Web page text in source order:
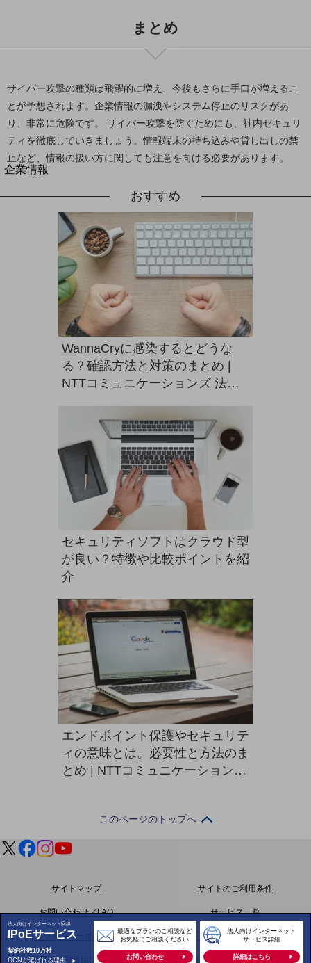
相談・申し込みができるバーチャルショップ
はじめての方へ
100回線以上のお問い合わせ・お見積りはこちら
別ウィンドウで開きます
企業情報
会社案内TOP
社長からのご挨拶
会社案内パンフレット
ニュースルーム
地域からの発表
重要なお知らせ
サステナビリティ
サステナビリティTOP
NTTドコモビジネスグループのサステナビリティ
サステナビリティ基本方針
サステナビリティレポート
ダイバーシティ
新卒採用
障がい者採用
人材育成制度
広告・協賛
広告
まとめ
サイバー攻撃の種類は飛躍的に増え、今後もさらに手口が増えるこ
とが予想されます。企業情報の漏洩やシステム停止のリスクがあ
り、非常に危険です。 サイバー攻撃を防ぐためにも、社内セキュリ
ティを徹底していきましょう。情報端末の持ち込みや貸し出しの禁
止など、情報の扱い方に関しても注意を向ける必要があります。
おすすめ
WannaCryに感染するとどうな
る？確認方法と対策のまとめ |
NTTコミュニケーションズ 法人
セキュリティソフトはクラウド型
が良い？特徴や比較ポイントを紹
介
エンドポイント保護やセキュリテ
ィの意味とは。必要性と方法のま
とめ | NTTコミュニケーションズ
このページのトップへ
法人向けインターネット回線
IPoEサービス
契約社数10万社
OCNが選ばれる理由
最適なプランのご相談など
お気軽にご相談ください
お問い合わせ
法人向けインターネット
サービス詳細
詳細はこちら
サイトマップ サイトのご利用条件
お問い合わせ／FAQ サービス一覧
プライバシーポリシー ウェブアクセシビリティポリシー
情報の外部送信について NTTドコモグループ